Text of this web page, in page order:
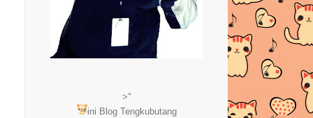
>"
ini Blog Tengkubutang